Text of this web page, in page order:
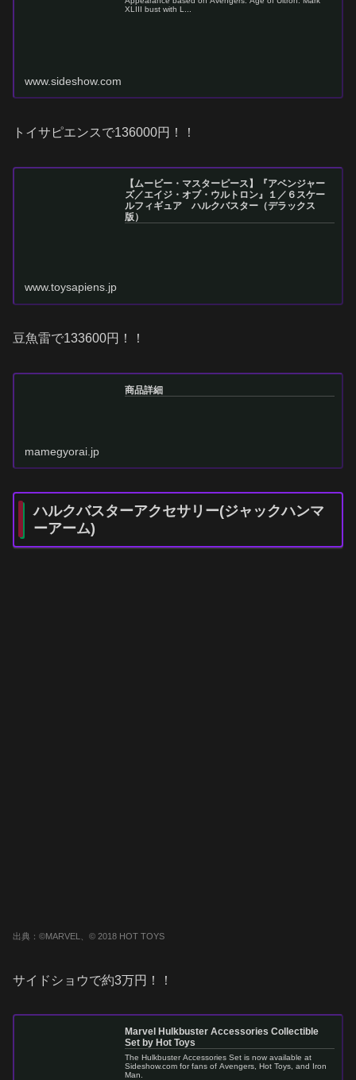
XLIII bust with L...
www.sideshow.com
トイサピエンスで136000円！！
【ムービー・マスターピース】『アベンジャー
ズ／エイジ・オブ・ウルトロン』１／６スケー
ルフィギュア ハルクバスター（デラックス
版）
www.toysapiens.jp
豆魚雷で133600円！！
商品詳細
mamegyorai.jp
ハルクバスターアクセサリー(ジャックハンマ
ーアーム)
出典：©MARVEL、© 2018 HOT TOYS
サイドショウで約3万円！！
Marvel Hulkbuster Accessories Collectible
Set by Hot Toys
The Hulkbuster Accessories Set is now available at
Sideshow.com for fans of Avengers, Hot Toys, and Iron
Man.